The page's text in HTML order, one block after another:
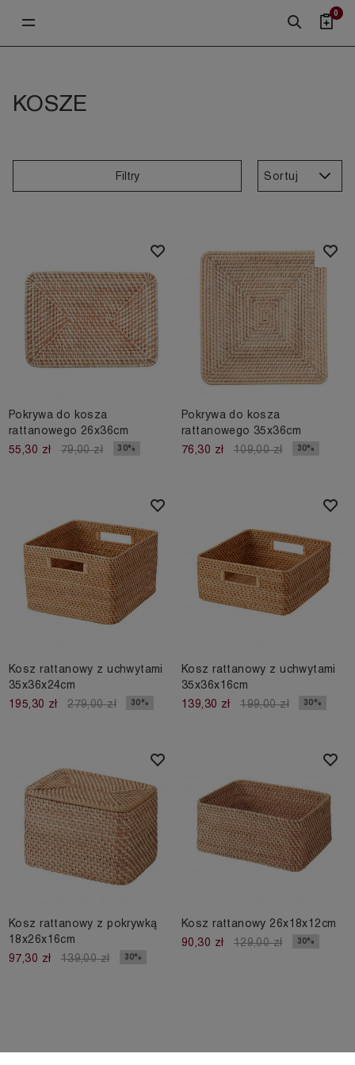
0
KOSZE
Filtry Sortuj
Pokrywa do kosza
rattanowego 26x36cm
55,30 zł
79,00 zł 30%
Pokrywa do kosza
rattanowego 35x36cm
76,30 zł
109,00 zł 30%
Kosz rattanowy z uchwytami
35x36x24cm
195,30 zł
279,00 zł 30%
Kosz rattanowy z uchwytami
35x36x16cm
139,30 zł
199,00 zł 30%
Kosz rattanowy z pokrywką
18x26x16cm
97,30 zł
139,00 zł 30%
Kosz rattanowy 26x18x12cm
90,30 zł
129,00 zł 30%